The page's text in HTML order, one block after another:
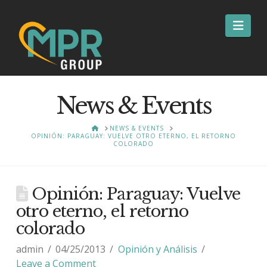
News & Events
HOMENEWS & EVENTS
OPINIÓN: PARAGUAY: VUELVE OTRO ETERNO, EL RETORNO
COLORADO
Opinión: Paraguay: Vuelve
otro eterno, el retorno
colorado
admin 04/25/2013
Opinión y Análisis
Leave a Comment